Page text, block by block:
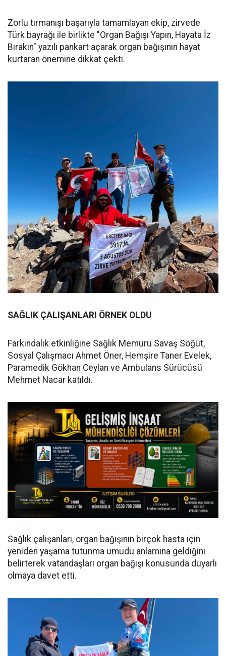
Zorlu tırmanışı başarıyla tamamlayan ekip, zirvede
Türk bayrağı ile birlikte "Organ Bağışı Yapın, Hayata İz
Bırakın" yazılı pankart açarak organ bağışının hayat
kurtaran önemine dikkat çekti.
SAĞLIK ÇALIŞANLARI ÖRNEK OLDU
Farkındalık etkinliğine Sağlık Memuru Savaş Söğüt,
Sosyal Çalışmacı Ahmet Öner, Hemşire Taner Evelek,
Paramedik Gökhan Ceylan ve Ambulans Sürücüsü
Mehmet Nacar katıldı.
Sağlık çalışanları, organ bağışının birçok hasta için
yeniden yaşama tutunma umudu anlamına geldiğini
belirterek vatandaşları organ bağışı konusunda duyarlı
olmaya davet etti.